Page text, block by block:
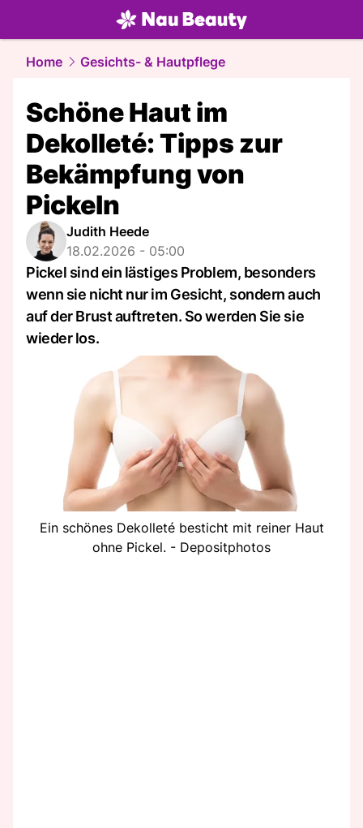
beauty.NAU.ch
Home Gesichts- & Hautpflege
Schöne Haut im
Dekolleté: Tipps zur
Bekämpfung von
Pickeln
Judith Heede
18.02.2026 - 05:00
Pickel sind ein lästiges Problem, besonders
wenn sie nicht nur im Gesicht, sondern auch
auf der Brust auftreten. So werden Sie sie
wieder los.
Ein schönes Dekolleté besticht mit reiner Haut
ohne Pickel. - Depositphotos